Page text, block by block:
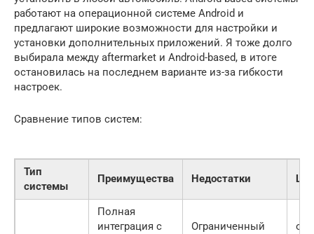
работают на операционной системе Android и
предлагают широкие возможности для настройки и
установки дополнительных приложений. Я тоже долго
выбирала между aftermarket и Android-based, в итоге
остановилась на последнем варианте из-за гибкости
настроек.
Сравнение типов систем:
Тип
системы
Преимущества Недостатки
Полная
интеграция с
Ограниченный
от